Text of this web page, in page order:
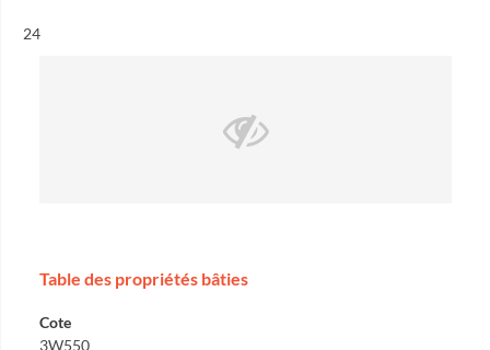
Résultat n°
24
Table des propriétés bâties
Cote
3W550